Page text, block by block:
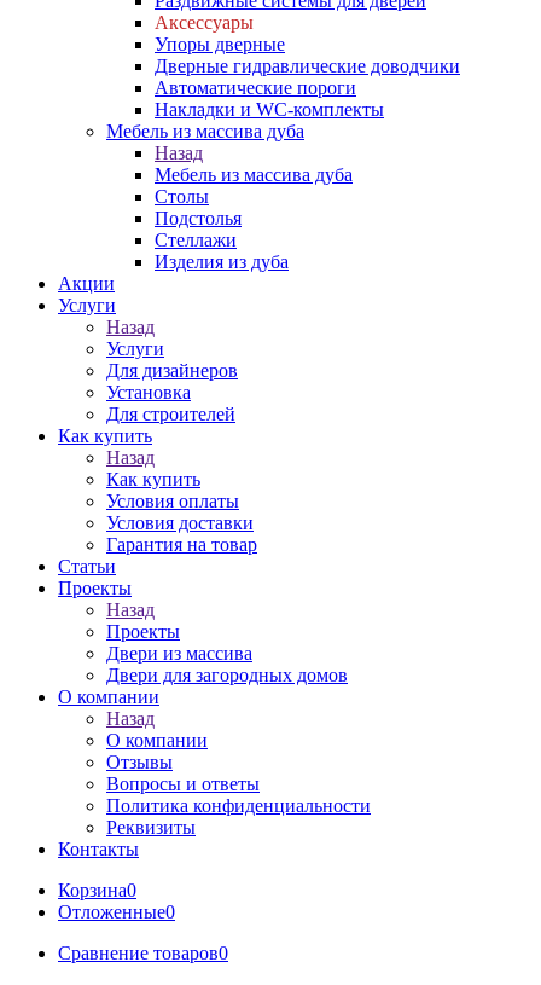
Аксессуары
Упоры дверные
Дверные гидравлические доводчики
Автоматические пороги
Накладки и WC-комплекты
Мебель из массива дуба
Назад
Мебель из массива дуба
Столы
Подстолья
Стеллажи
Изделия из дуба
Акции
Услуги
Назад
Услуги
Для дизайнеров
Установка
Для строителей
Как купить
Назад
Как купить
Условия оплаты
Условия доставки
Гарантия на товар
Статьи
Проекты
Назад
Проекты
Двери из массива
Двери для загородных домов
О компании
Назад
О компании
Отзывы
Вопросы и ответы
Политика конфиденциальности
Реквизиты
Контакты
Корзина0
Отложенные0
Сравнение товаров0